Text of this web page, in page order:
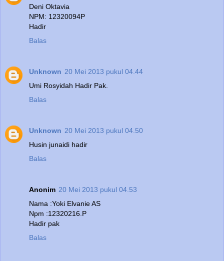
Deni Oktavia
NPM: 12320094P
Hadir
Balas
Unknown 20 Mei 2013 pukul 04.44
Umi Rosyidah Hadir Pak.
Balas
Unknown 20 Mei 2013 pukul 04.50
Husin junaidi hadir
Balas
Anonim 20 Mei 2013 pukul 04.53
Nama :Yoki Elvanie AS
Npm :12320216.P
Hadir pak
Balas